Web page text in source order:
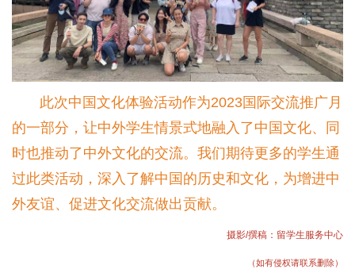
此次中国文化体验活动作为2023国际交流推广月
的一部分，让中外学生情景式地融入了中国文化、同
时也推动了中外文化的交流。我们期待更多的学生通
过此类活动，深入了解中国的历史和文化，为增进中
外友谊、促进文化交流做出贡献。
摄影/撰稿：留学生服务中心
（如有侵权请联系删除）